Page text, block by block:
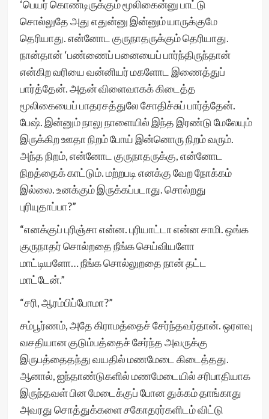
‘பெயர் கொண்டிருக்கும் மூலிகைன்னு பாட்டு
சொல்லுதே அது எதுன்னு இன்னும் யாருக்குமே
தெரியாது. என்னோட குருநாதருக்கும் தெரியாது.
நான்தான் ‘பண்ணைப் பனையைப் பார்ந்திருந்தான்
என்கிற வரியை வன்னியர் மகளோட இணைத்துப்
பார்த்தேன். அதன் விளைவாகக் கிடைத்த
மூலிகையைப் பாதரசத்துலே சோதிச்சுப் பார்த்தேன்.
பேஷ். இன்னும் நாலு நாளையில் இந்த இரண்டு மேலேயும்
இருக்கிற ஊதா நிறம் போய் இன்னொரு நிறம் வரும்.
அந்த நிறம், என்னோட குருநாதருக்கு, என்னோட
நிறத்தைக் காட்டும். மற்றபடி எனக்கு வேற நோக்கம்
இல்லை. உனக்கும் இருக்கப்படாது. சொல்றது
புரியுதாப்பா?”
“எனக்குப் புரிஞ்சா என்ன. புரியாட்டா என்ன சாமி. ஒங்க
குருநாதர் சொல்றதை நீங்க செய்வியளோ
மாட்டியளோ… நீங்க சொல்லுறதை நான் தட்ட
மாட்டேன்.”
“சரி, ஆரம்பிப்போமா?”
சம்பூர்ணம், அதே கிராமத்தைச் சேர்ந்தவர்தான். ஒரளவு
வசதியான குடும்பத்தைச் சேர்ந்த அவருக்கு
இருபத்தைதந்து வயதில் மணமேடை கிடைத்தது.
ஆனால், ஐந்தாண்டுகளில் மணமேடையில் சரிபாதியாக
இருந்தவள் பின மேடைக்குப் போன துக்கம் தாங்காது
அவரது சொத்துக்களை சகோதரர்களிடம் விட்டு